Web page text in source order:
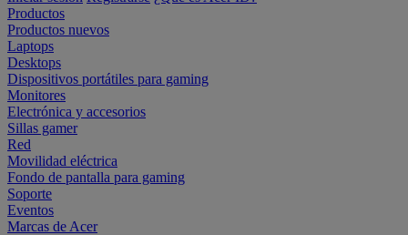
Productos
Productos nuevos
Laptops
Desktops
Dispositivos portátiles para gaming
Monitores
Electrónica y accesorios
Sillas gamer
Red
Movilidad eléctrica
Fondo de pantalla para gaming
Soporte
Eventos
Marcas de Acer